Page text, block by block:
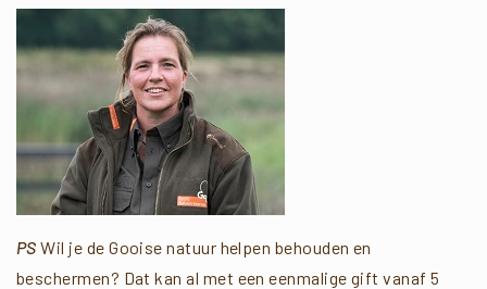
PS Wil je de Gooise natuur helpen behouden en
beschermen? Dat kan al met een eenmalige gift vanaf 5